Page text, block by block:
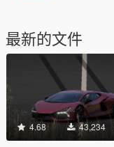
最新的文件
4.68 43,234